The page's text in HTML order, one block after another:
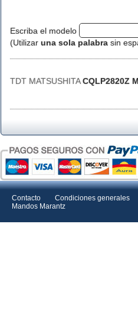
Escriba el modelo
(Utilizar una sola palabra sin
TDT MATSUSHITACQLP2820Z
Contacto Condiciones generales
Mandos Marantz